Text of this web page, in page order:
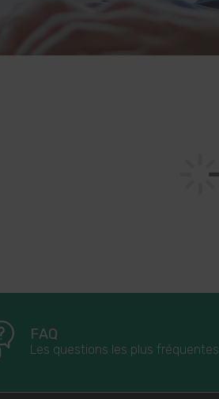
FAQ
Les questions les plus fréquentes